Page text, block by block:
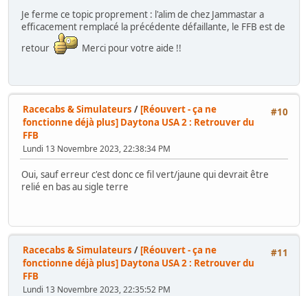
Je ferme ce topic proprement : l'alim de chez Jammastar a
efficacement remplacé la précédente défaillante, le FFB est de
retour
Merci pour votre aide !!
#10
Racecabs & Simulateurs / [Réouvert - ça ne
fonctionne déjà plus] Daytona USA 2 : Retrouver du
FFB
Lundi 13 Novembre 2023, 22:38:34 PM
Oui, sauf erreur c'est donc ce fil vert/jaune qui devrait être
relié en bas au sigle terre
#11
Racecabs & Simulateurs / [Réouvert - ça ne
fonctionne déjà plus] Daytona USA 2 : Retrouver du
FFB
Lundi 13 Novembre 2023, 22:35:52 PM